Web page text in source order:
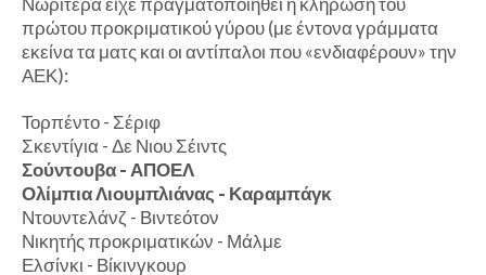
πρώτου προκριματικού γύρου (με έντονα γράμματα
εκείνα τα ματς και οι αντίπαλοι που «ενδιαφέρουν» την
ΑΕΚ):
Τορπέντο - Σέριφ
Σκεντίγια - Δε Νιου Σέιντς
Σούντουβα - ΑΠΟΕΛ
Ολίμπια Λιουμπλιάνας - Καραμπάγκ
Ντουντελάνζ - Βιντεότον
Νικητής προκριματικών - Μάλμε
Ελσίνκι - Βίκινγκουρ